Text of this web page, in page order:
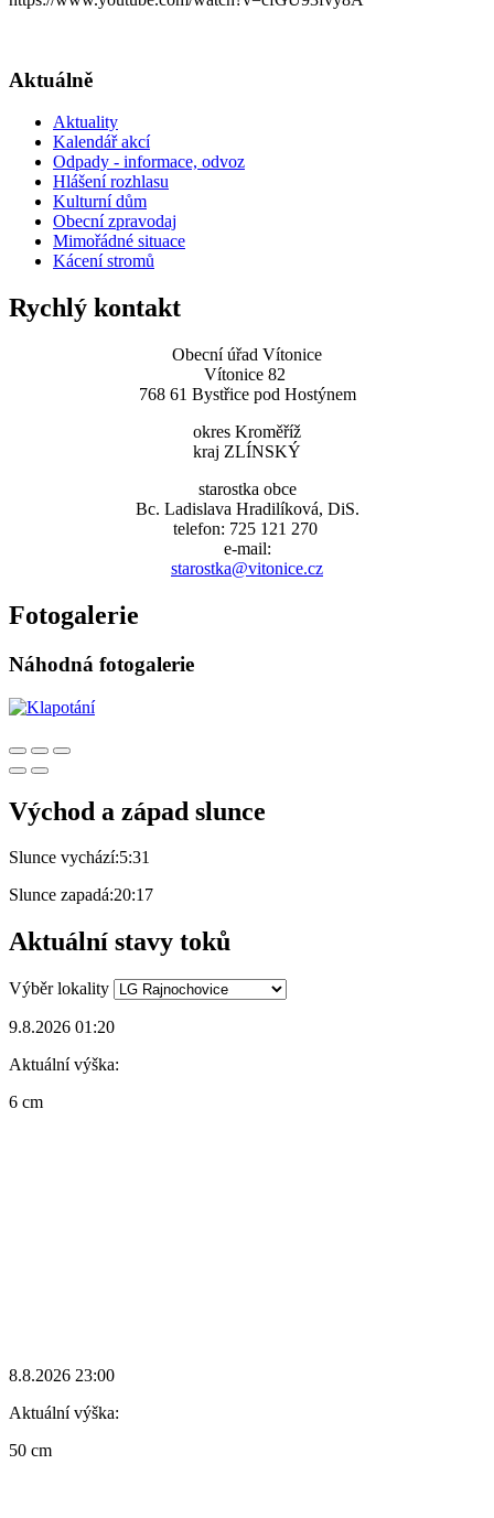
Aktuálně
Aktuality
Kalendář akcí
Odpady - informace, odvoz
Hlášení rozhlasu
Kulturní dům
Obecní zpravodaj
Mimořádné situace
Kácení stromů
Rychlý kontakt
Obecní úřad Vítonice
Vítonice 82
768 61 Bystřice pod Hostýnem
okres Kroměříž
kraj ZLÍNSKÝ
starostka obce
Bc. Ladislava Hradilíková, DiS.
telefon: 725 121 270
e-mail:
starostka@vitonice.cz
Fotogalerie
Náhodná fotogalerie
Východ a západ slunce
Slunce vychází:5:31
Slunce zapadá:20:17
Aktuální stavy toků
Výběr lokality
9.8.2026 01:20
Aktuální výška:
6 cm
8.8.2026 23:00
Aktuální výška:
50 cm